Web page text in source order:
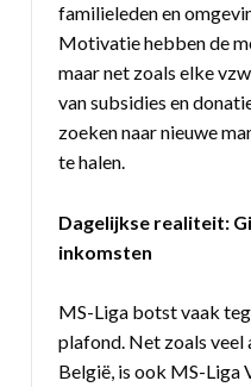
familieleden en
Motivatie hebben de
maar net zoals elke
van subsidies en
zoeken naar nieuwe
te halen.
Dagelijkse realiteit:
inkomsten
MS-Liga botst vaak
plafond. Net zoals veel
België, is ook MS-Liga